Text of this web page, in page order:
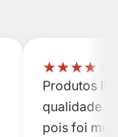
★★★★
Produtos
qualidade.
pois foi